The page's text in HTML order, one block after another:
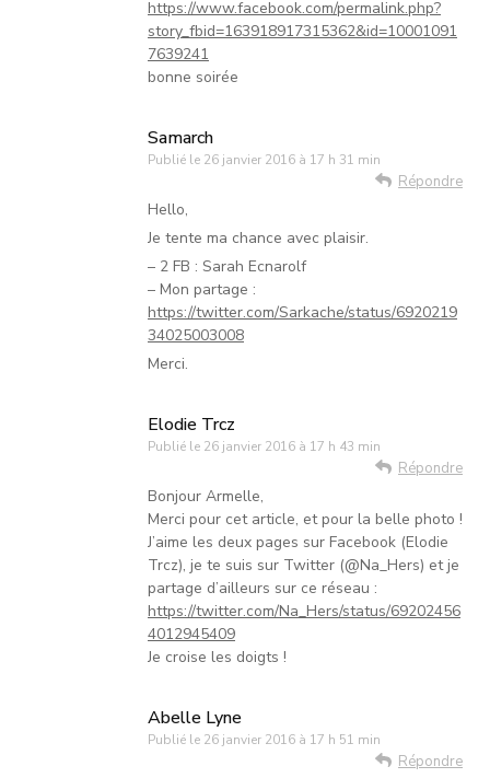
https://www.facebook.com/permalink.php?
story_fbid=163918917315362&id=10001091
7639241
bonne soirée
Samarch
Publié le 26 janvier 2016 à 17 h 31 min
Répondre
Hello,
Je tente ma chance avec plaisir.
– 2 FB : Sarah Ecnarolf
– Mon partage :
https://twitter.com/Sarkache/status/6920219
34025003008
Merci.
Elodie Trcz
Publié le 26 janvier 2016 à 17 h 43 min
Répondre
Bonjour Armelle,
Merci pour cet article, et pour la belle photo !
J’aime les deux pages sur Facebook (Elodie
Trcz), je te suis sur Twitter (@Na_Hers) et je
partage d’ailleurs sur ce réseau :
https://twitter.com/Na_Hers/status/69202456
4012945409
Je croise les doigts !
Abelle Lyne
Publié le 26 janvier 2016 à 17 h 51 min
Répondre